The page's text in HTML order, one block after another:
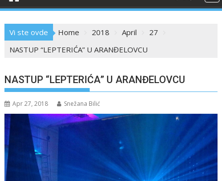
Vi ste ovde Home 2018 April
27
NASTUP “LEPTERIĆA” U ARANĐELOVCU
NASTUP “LEPTERIĆA” U ARANĐELOVCU
Apr 27, 2018 Snežana Bilić